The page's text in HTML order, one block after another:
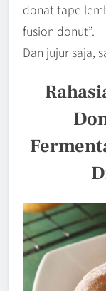
donat tape
fusion donut”.
Dan jujur saja,